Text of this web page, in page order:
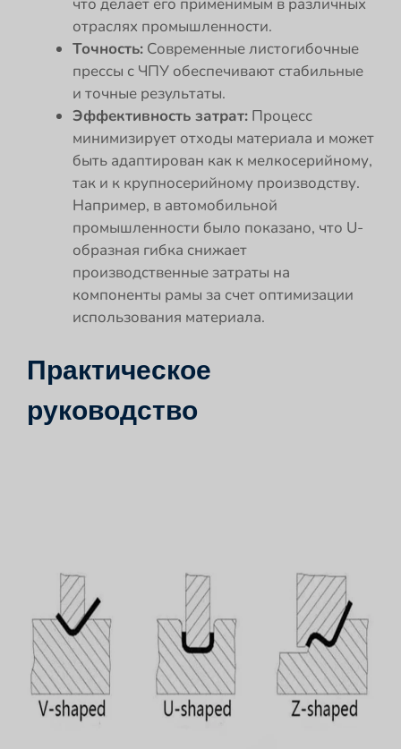
отраслях промышленности.
Точность: Современные листогибочные
прессы с ЧПУ обеспечивают стабильные
и точные результаты.
Эффективность затрат: Процесс
минимизирует отходы материала и может
быть адаптирован как к мелкосерийному,
так и к крупносерийному производству.
Например, в автомобильной
промышленности было показано, что U-
образная гибка снижает
производственные затраты на
компоненты рамы за счет оптимизации
использования материала.
Практическое
руководство